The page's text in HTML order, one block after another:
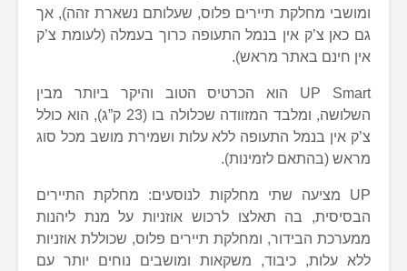
ומושבי מחלקת תיירים פלוס, שעלותם נשארת זהה), אך
גם כאן צ’ק אין בנמל התעופה כרוך בעמלה (לעומת צ’ק
אין חינם באתר מראש).
UP Smart הוא הכרטיס הטוב והיקר ביותר מבין
השלושה, ומלבד המזוודה שכלולה בו (23 ק”ג), הוא כולל
צ’ק אין בנמל התעופה ללא עלות ושמירת מושב מכל סוג
מראש (בהתאם לזמינות).
UP מציעה שתי מחלקות לנוסעים: מחלקת התיירים
הבסיסית, בה תאלצו לרכוש אוזניות על מנת ליהנות
ממערכת הבידור, ומחלקת תיירים פלוס, שכוללת אוזניות
ללא עלות, כיבוד, משקאות ומושבים נוחים יותר עם